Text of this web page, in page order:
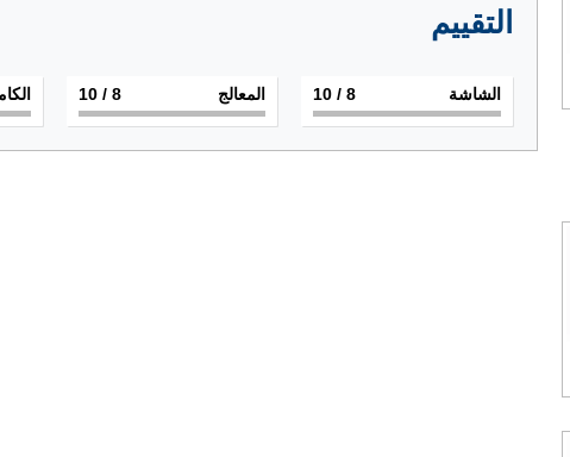
التقييم
الشاشة 8
/ 10 المعالج 8
/ 10